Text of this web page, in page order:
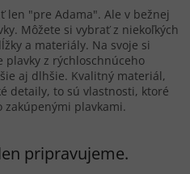
len "pre Adama". Ale v bežnej
Môžete si vybrať z niekoľkých
a materiály. Na svoje si
plavky z rýchloschnúceho
aj dlhšie. Kvalitný materiál,
detaily, to sú vlastnosti, ktoré
plavkami.
pripravujeme.